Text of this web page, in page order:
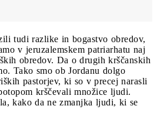
tudi razlike in bogastvo obredov,
v jeruzalemskem patriarhatu naj
obredov. Da o drugih krščanskih
Tako smo ob Jordanu dolgo
pastorjev, ki so v precej narasli
krščevali množice ljudi.
kako da ne zmanjka ljudi, ki se